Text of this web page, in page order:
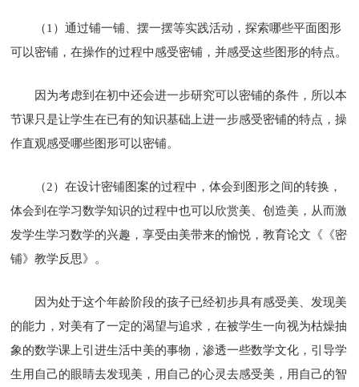
（1）通过铺一铺、摆一摆等实践活动，探索哪些平面图形
可以密铺，在操作的过程中感受密铺，并感受这些图形的特点。
因为考虑到在初中还会进一步研究可以密铺的条件，所以本
节课只是让学生在已有的知识基础上进一步感受密铺的特点，操
作直观感受哪些图形可以密铺。
（2）在设计密铺图案的过程中，体会到图形之间的转换，
体会到在学习数学知识的过程中也可以欣赏美、创造美，从而激
发学生学习数学的兴趣，享受由美带来的愉悦，教育论文《《密
铺》教学反思》。
因为处于这个年龄阶段的孩子已经初步具有感受美、发现美
的能力，对美有了一定的渴望与追求，在被学生一向视为枯燥抽
象的数学课上引进生活中美的事物，渗透一些数学文化，引导学
生用自己的眼睛去发现美，用自己的心灵去感受美，用自己的智